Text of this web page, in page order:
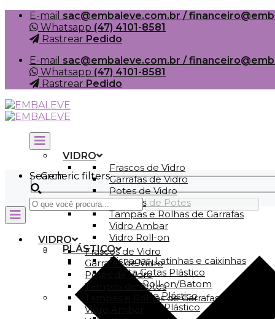
Skip
content
E-mail sac@embaleve.com.br /
Whatsapp (47) 4101-8581
Rastrear Pedido
E-mail sac@embaleve.com.br /
Whatsapp (47) 4101-8581
Rastrear Pedido
VIDRO
Frascos de Vidro
Garrafas de Vidro
Potes de Vidro
Tampas de Potes
Tampas e Rolhas de Garrafas
Vidro Ambar
Vidro Roll-on
PLÁSTICO
Bisnagas, Latinhas e caixinhas
Conta Gotas Plástico
Frasco Roll-on/Batom
Frascos de Plástico
Garrafas de Plástico
Search
Generic filters
VIDRO
Frascos de Vidro
Garrafas de Vidro
Potes de Vidro
Tampas de Potes
Tampas e Rolhas de Garrafas
Vidro Ambar